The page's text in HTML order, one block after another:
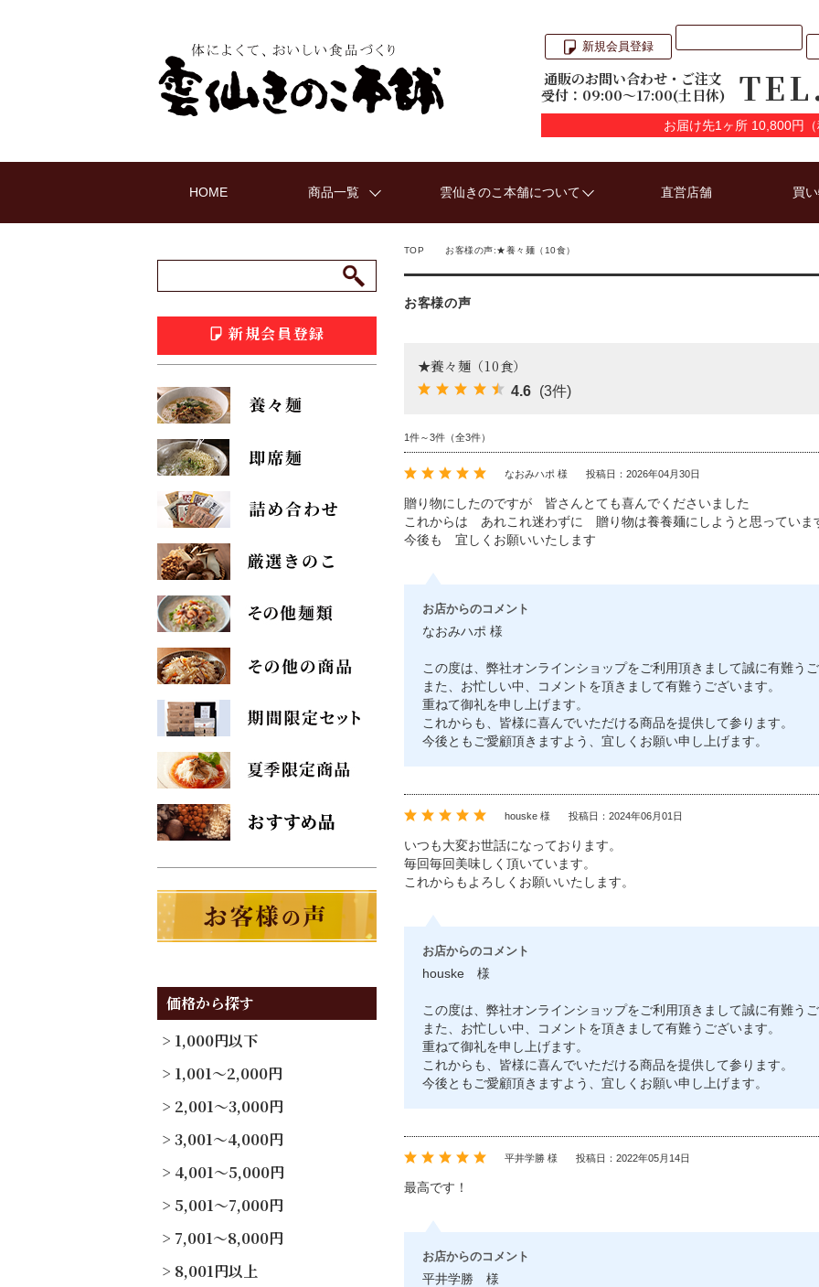
新規会員登録
通販のお問い合わせ・ご注文
受付：09:00〜17:00(土日休)
お届け先1ヶ所 10,800円
HOME 商品一覧 雲仙きのこ本舗について 直営店舗 買
TOP お客様の声:★養々麺（10食）
お客様の声
★養々麺（10食）
4.6 (3件)
1件～3件（全3件）
なおみハポ 様 投稿日：2026年04月30日
贈り物にしたのですが 皆さんとても喜んでくださいました
これからは あれこれ迷わずに 贈り物は養養麺にしようと思っていま
今後も 宜しくお願いいたします
お店からのコメント
なおみハポ 様
この度は、弊社オンラインショップをご利用頂きまして誠に有難うご
また、お忙しい中、コメントを頂きまして有難うございます。
重ねて御礼を申し上げます。
これからも、皆様に喜んでいただける商品を提供して参ります。
今後ともご愛顧頂きますよう、宜しくお願い申し上げます。
houske 様 投稿日：2024年06月01日
いつも大変お世話になっております。
毎回毎回美味しく頂いています。
これからもよろしくお願いいたします。
お店からのコメント
houske 様
この度は、弊社オンラインショップをご利用頂きまして誠に有難うご
また、お忙しい中、コメントを頂きまして有難うございます。
重ねて御礼を申し上げます。
これからも、皆様に喜んでいただける商品を提供して参ります。
今後ともご愛顧頂きますよう、宜しくお願い申し上げます。
平井学勝 様 投稿日：2022年05月14日
最高です！
お店からのコメント
平井学勝 様
新規会員登録
価格から探す
1,000円以下
1,001～2,000円
2,001～3,000円
3,001～4,000円
4,001～5,000円
5,001～7,000円
7,001～8,000円
8,001円以上